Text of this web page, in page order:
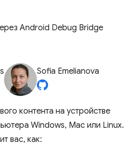
Android Debug Bridge
Sofia Emelianova
контента на устройстве
Windows, Mac или Linux.
вас, как: